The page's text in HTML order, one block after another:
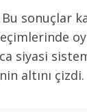
sonuçlar
siyasi
altını çizdi.